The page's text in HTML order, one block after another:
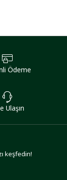
Ödeme
Ulaşın
keşfedin!